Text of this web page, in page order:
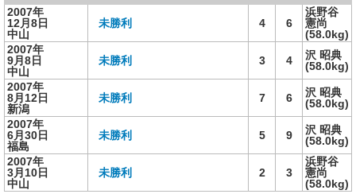
2007年
12月8日
中山
未勝利 4 6
浜野谷
憲尚
(58.0kg)
2007年
9月8日
中山
未勝利 3 4
沢 昭典
(58.0kg)
2007年
8月12日
新潟
未勝利 7 6
沢 昭典
(58.0kg)
2007年
6月30日
福島
未勝利 5 9
沢 昭典
(58.0kg)
2007年
3月10日
中山
未勝利 2 3
浜野谷
憲尚
(58.0kg)